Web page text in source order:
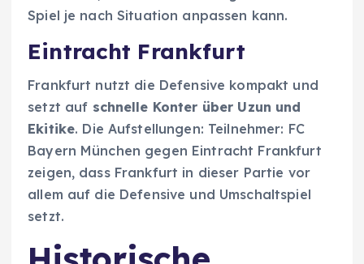
Spiel je nach Situation anpassen kann.
Eintracht Frankfurt
Frankfurt nutzt die Defensive kompakt und
setzt auf schnelle Konter über Uzun und
Ekitike. Die Aufstellungen: Teilnehmer: FC
Bayern München gegen Eintracht Frankfurt
zeigen, dass Frankfurt in dieser Partie vor
allem auf die Defensive und Umschaltspiel
setzt.